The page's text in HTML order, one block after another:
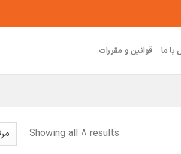
با ما قوانین و مقررات
Showing all 8 results
Sorted